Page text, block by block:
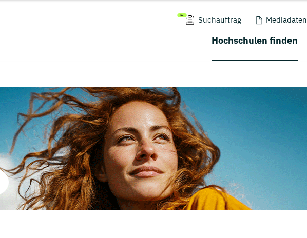
Suchauftrag Mediadaten
Hochschulen finden